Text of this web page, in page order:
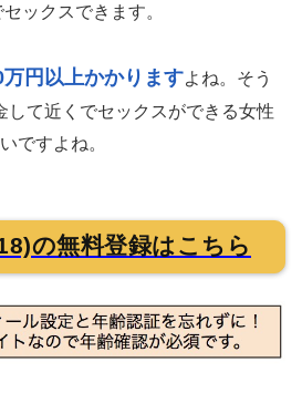
ックスできます。
万円以上かかりますよね。そう
して近くでセックスができる女性
ですよね。
の無料登録はこちら